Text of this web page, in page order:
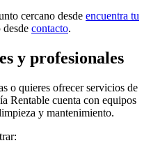
cercano desde encuentra tu
contacto.
y profesionales
o quieres ofrecer servicios de
Rentable cuenta con equipos
y mantenimiento.